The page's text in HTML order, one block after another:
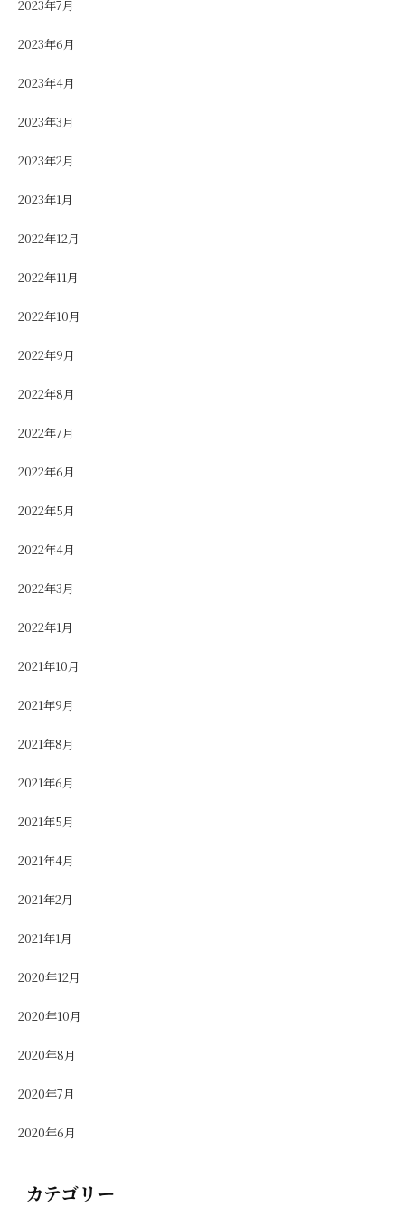
2023年7月
2023年6月
2023年4月
2023年3月
2023年2月
2023年1月
2022年12月
2022年11月
2022年10月
2022年9月
2022年8月
2022年7月
2022年6月
2022年5月
2022年4月
2022年3月
2022年1月
2021年10月
2021年9月
2021年8月
2021年6月
2021年5月
2021年4月
2021年2月
2021年1月
2020年12月
2020年10月
2020年8月
2020年7月
2020年6月
カテゴリー